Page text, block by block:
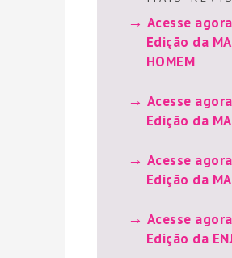
Acesse
Edição da
HOMEM
Acesse
Edição da
Acesse
Edição da
Acesse
Edição da